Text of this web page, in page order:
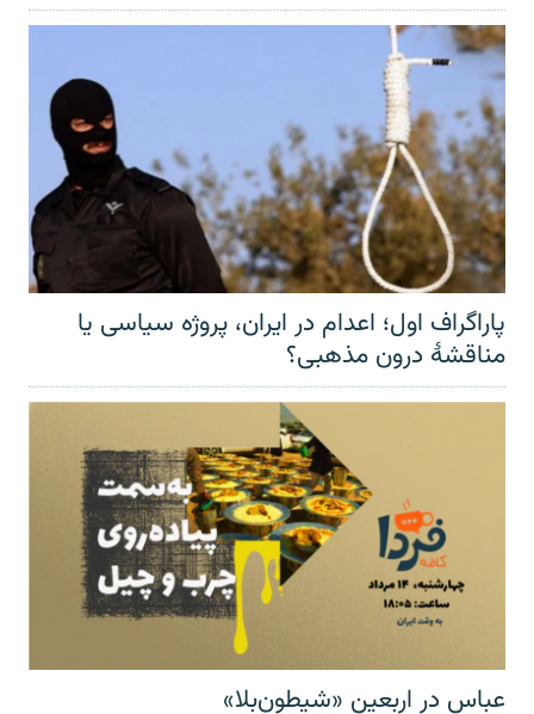
پاراگراف اول؛ اعدام در ایران، پروژه سیاسی یا
مناقشهٔ درون مذهبی؟
عباس در اربعینِ «شیطون‌بلا»